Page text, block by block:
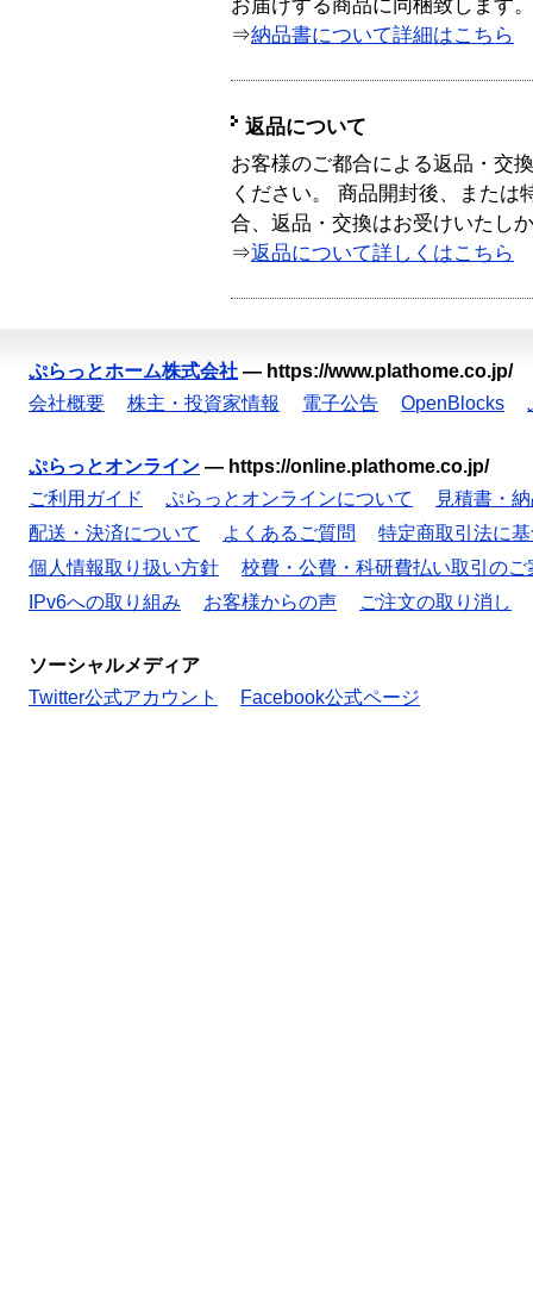
お届けする商品に同梱致します。
⇒納品書について詳細はこちら
返品について
お客様のご都合による返品・交
ください。 商品開封後、または
合、返品・交換はお受けいたし
⇒返品について詳しくはこちら
ぷらっとホーム株式会社 — https://www.plathome.co.jp/
会社概要
株主・投資家情報 電子公告 OpenBlocks
ぷらっとオンライン — https://online.plathome.co.jp/
ご利用ガイド
ぷらっとオンラインについて
見積書・
配送・決済について
よくあるご質問
特定商取引法に
個人情報取り扱い方針
校費・公費・科研費払い取引のご
IPv6への取り組み
お客様からの声 ご注文の取り消し
ソーシャルメディア
Twitter公式アカウント
Facebook公式ページ